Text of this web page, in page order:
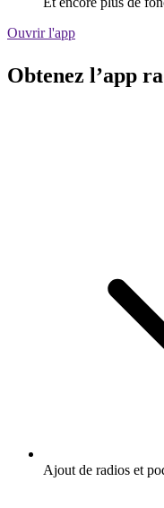
Ouvrir l'app
Obtenez l’app
Ajout de radios et